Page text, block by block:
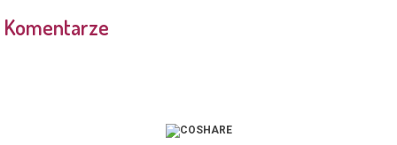
Komentarze